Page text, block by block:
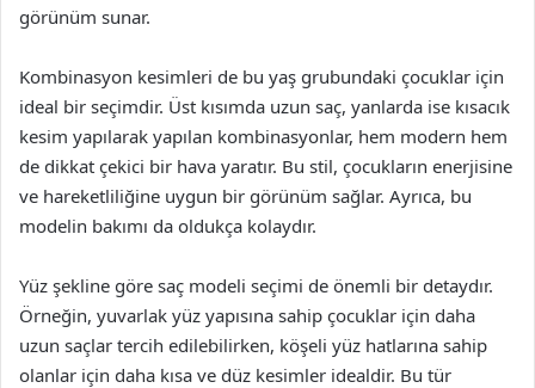
görünüm sunar.
Kombinasyon kesimleri de bu yaş grubundaki çocuklar için
ideal bir seçimdir. Üst kısımda uzun saç, yanlarda ise kısacık
kesim yapılarak yapılan kombinasyonlar, hem modern hem
de dikkat çekici bir hava yaratır. Bu stil, çocukların enerjisine
ve hareketliliğine uygun bir görünüm sağlar. Ayrıca, bu
modelin bakımı da oldukça kolaydır.
Yüz şekline göre saç modeli seçimi de önemli bir detaydır.
Örneğin, yuvarlak yüz yapısına sahip çocuklar için daha
uzun saçlar tercih edilebilirken, köşeli yüz hatlarına sahip
olanlar için daha kısa ve düz kesimler idealdir. Bu tür